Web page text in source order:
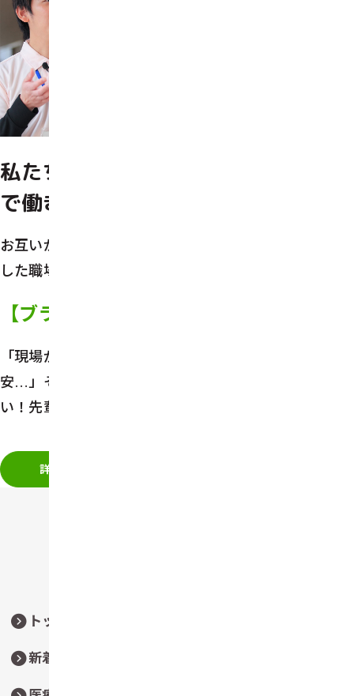
私たちと一緒に、
で働きませんか？
お互いがフォローし合える、チームワークを大切に
した職場です。
【ブランクのある方、歓迎！】
「現場から少し離れてしまったからまた戻れるか不
安…」 そんな気持ちをお持ちの方、ご安心くださ
い！ 先輩スタッフが丁寧にサポートします。
詳しくはこちら
トップページ
新着情報